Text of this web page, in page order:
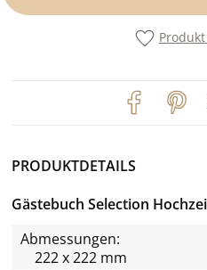
PRODUKTDETAILS
Gästebuch Selection
Abmessungen:
222 x 222 mm